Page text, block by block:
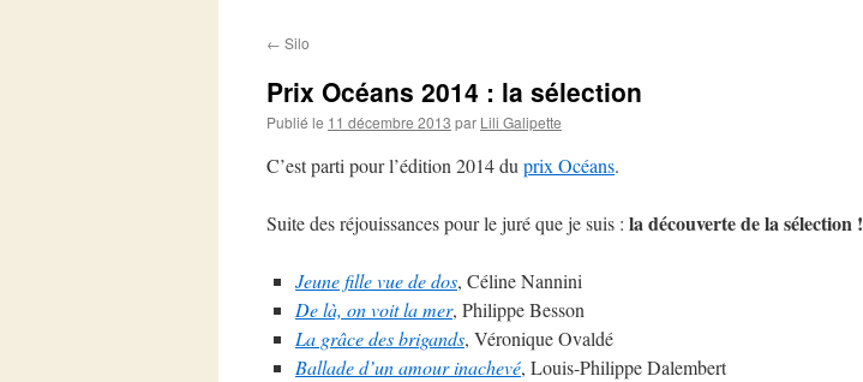
contenu
← Silo
Prix Océans 2014 : la sélection
Publié le 11 décembre 2013 par Lili Galipette
C’est parti pour l’édition 2014 du prix Océans.
Suite des réjouissances pour le juré que je suis : la découverte de la sélection !
Jeune fille vue de dos, Céline Nannini
De là, on voit la mer, Philippe Besson
La grâce des brigands, Véronique Ovaldé
Ballade d’un amour inachevé, Louis-Philippe Dalembert